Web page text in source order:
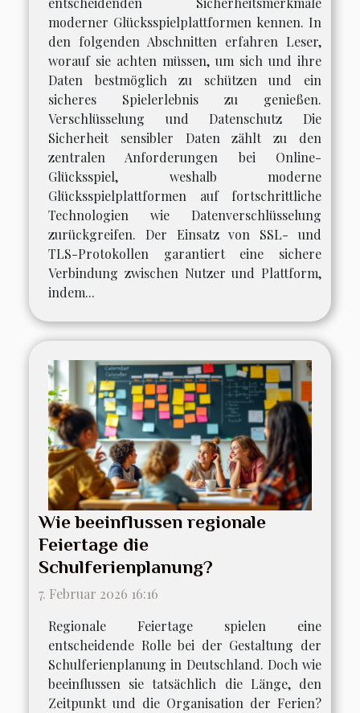
moderner Glücksspielplattformen kennen. In
den folgenden Abschnitten erfahren Leser,
worauf sie achten müssen, um sich und ihre
Daten bestmöglich zu schützen und ein
sicheres Spielerlebnis zu genießen.
Verschlüsselung und Datenschutz Die
Sicherheit sensibler Daten zählt zu den
zentralen Anforderungen bei Online-
Glücksspiel, weshalb moderne
Glücksspielplattformen auf fortschrittliche
Technologien wie Datenverschlüsselung
zurückgreifen. Der Einsatz von SSL- und
TLS-Protokollen garantiert eine sichere
Verbindung zwischen Nutzer und Plattform,
indem...
Wie beeinflussen regionale
Feiertage die
Schulferienplanung?
7. Februar 2026 16:16
Regionale Feiertage spielen eine
entscheidende Rolle bei der Gestaltung der
Schulferienplanung in Deutschland. Doch wie
beeinflussen sie tatsächlich die Länge, den
Zeitpunkt und die Organisation der Ferien?